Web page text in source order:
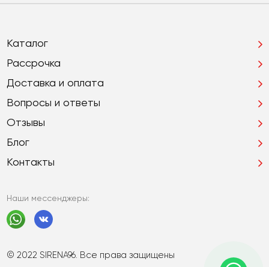
© 2022 SIRENA96. Все права защищены
Каталог
Рассрочка
Доставка и оплата
Вопросы и ответы
Отзывы
Блог
Контакты
Наши мессенджеры: